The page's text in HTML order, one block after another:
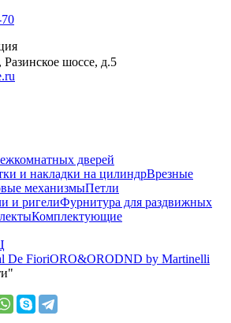
шоссе, д.5
дверей
и накладки на цилиндрВрезные
механизмыПетли
и ригелиФурнитура для раздвижных
Комплектующие
De FioriORO&ORODND by Martinelli